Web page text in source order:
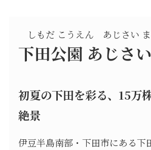
しもだ こうえん あじさい ま
下田公園 あじさ
初夏の下田を彩る、15万
絶景
伊豆半島南部・下田市にある下